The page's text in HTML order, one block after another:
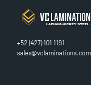
CONTACT
+52 (427) 101 1191
sales@vclaminations.com